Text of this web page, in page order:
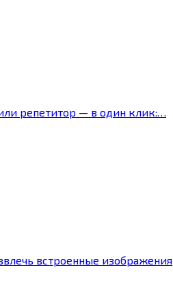
репетитор — в один клик:…
встроенные изображения